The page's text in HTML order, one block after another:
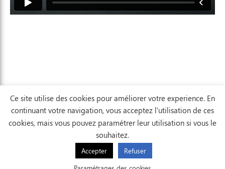
Ce site utilise des cookies pour améliorer votre experience. En
continuant votre navigation, vous acceptez l'utilisation de ces
cookies, mais vous pouvez paramétrer leur utilisation si vous le
souhaitez.
Accepter Refuser